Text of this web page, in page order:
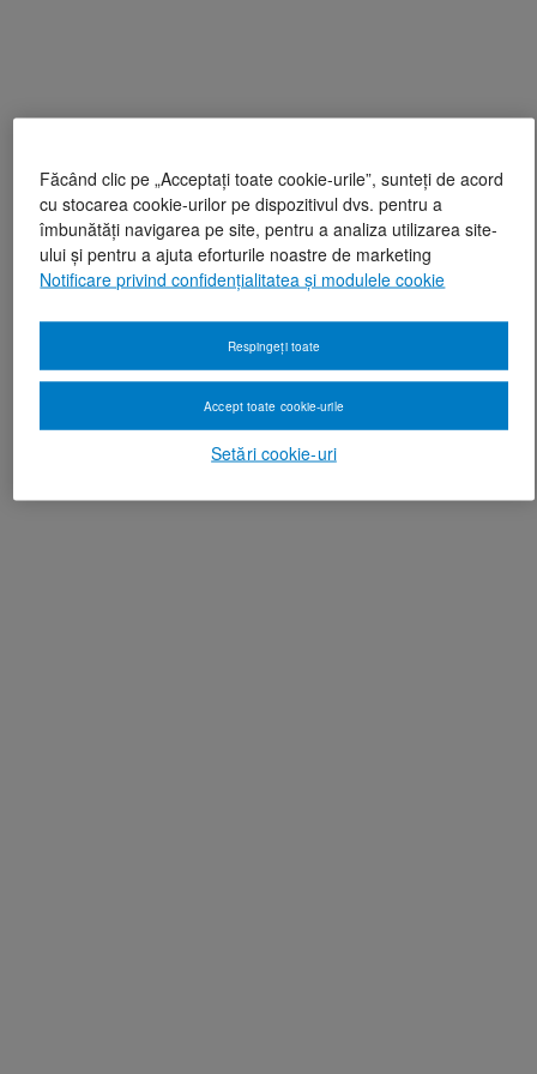
Făcând clic pe „Acceptați toate cookie-urile”, sunteți de acord
cu stocarea cookie-urilor pe dispozitivul dvs. pentru a
îmbunătăți navigarea pe site, pentru a analiza utilizarea site-
ului și pentru a ajuta eforturile noastre de marketing
Notificare privind confidențialitatea și modulele cookie
Setări cookie-uri
Respingeți toate
Accept toate cookie-urile